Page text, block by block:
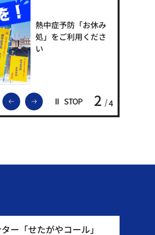
前のスライドを表示
次のスライドを表示
STOP 2 4
熱中症予防「お休み
処」をご利用くださ
い
ー「せたがやコール」